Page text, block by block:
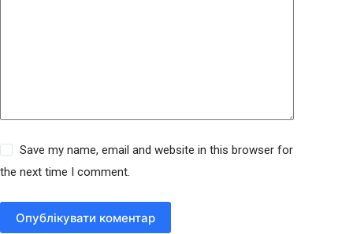
Save my name, email and website in this browser for
the next time I comment.
Опублікувати коментар